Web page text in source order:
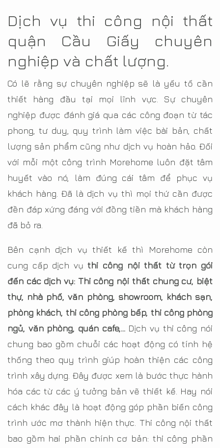
Dịch vụ thi công nội thất
quận Cầu Giấy chuyên
nghiệp và chất lượng.
Có lẽ rằng sự chuyên nghiệp sẽ là yếu tố cần
thiết hàng đầu tại mọi lĩnh vực. Sự chuyên
nghiệp được đánh giá qua các công đoạn từ tác
phong, tư duy, quy trình làm việc bài bản, chất
lượng sản phẩm cũng như dịch vụ hoàn hảo. Đối
với mỗi một công trình Morehome luôn đặt tâm
huyết vào nó, làm đúng cái tâm để phục vụ
khách hàng. Đã là dịch vụ thì mọi thứ cần được
đền đáp xứng đáng với đồng tiền mà khách hàng
đã bỏ ra.
Bên cạnh dịch vụ thiết kế thì Morehome còn
cung cấp dịch vụthi công nội thất từ trọn gói
đến các dịch vụ: Thi công nội thất chung cư, biệt
thự, nhà phố, văn phòng, showroom, khách sạn,
phòng khách, thi công phòng bếp, thi công phòng
ngủ, văn phòng, quán cafe,…Dịch vụ thi công nói
chung bao gồm chuỗi các hoạt động có tính hệ
thống theo quy trình giúp hoàn thiện các công
trình xây dựng. Đây được xem là bước thực hành
hóa các từ các ý tưởng bản vẽ thiết kế. Hay nói
cách khác đây là hoạt động góp phần biến công
trình ước mơ thành hiện thực. Thi công nội thất
bao gồm hai phần chính cơ bản: thi công phần